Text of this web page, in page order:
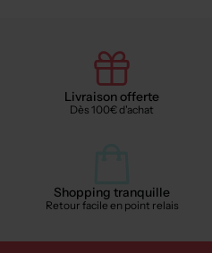
Livraison offerte
Dès 100€ d'achat
Shopping tranquille
Retour facile en point relais